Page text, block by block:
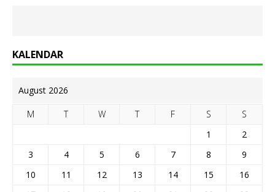
KALENDAR
August 2026
M T W T F S
S
1
2
3
4 5 6 7 8
9
10
11 12 13 14 15
16